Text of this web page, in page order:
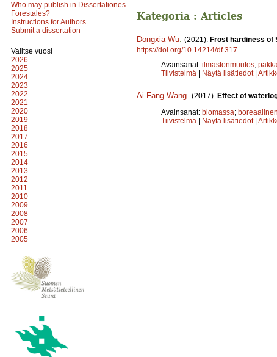
Who may publish in Dissertationes
Forestales?
Instructions for Authors
Submit a dissertation
Valitse vuosi
2026
2025
2024
2023
2022
2021
2020
2019
2018
2017
2016
2015
2014
2013
2012
2011
2010
2009
2008
2007
2006
2005
Kategoria : Articles
Dongxia Wu (2021). Frost hardiness of
https://doi.org/10.14214/df.317
Avainsanat: ilmastonmuutos;
Tiivistelmä | Näytä lisätiedot |
Ai-Fang Wang (2017). Effect of
Avainsanat: biomassa;
Tiivistelmä | Näytä lisätiedot |